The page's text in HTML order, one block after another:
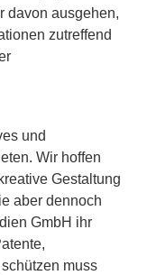
davon ausgehen,
zutreffend
und
Wir hoffen
Gestaltung
aber dennoch
GmbH ihr
muss